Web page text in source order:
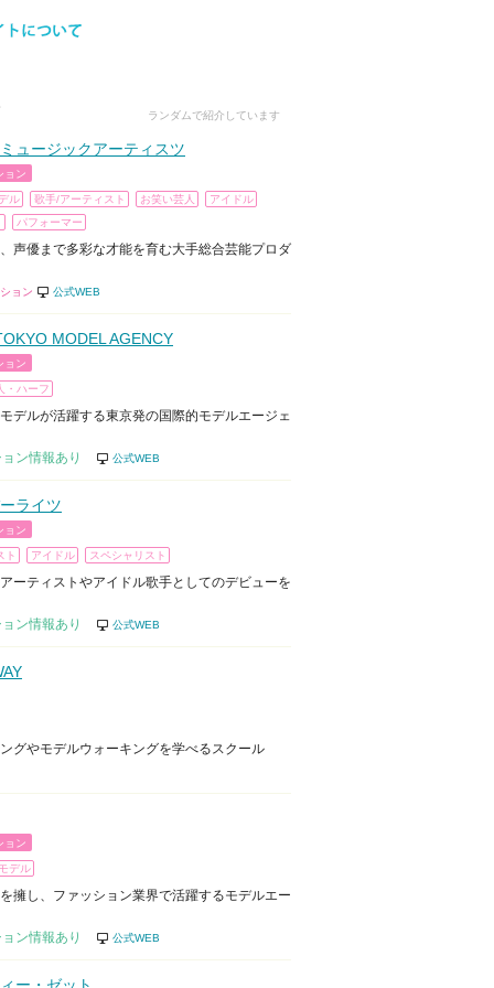
ランダムで紹介しています
ュージックアーティスツ
ョン
ル 歌手/アーティスト お笑い芸人
アイドル
パフォーマー
声優まで多彩な才能を育む大手総合芸能プロダ
ョン 公式WEB
MODEL AGENCY
ョン
・ハーフ
デルが活躍する東京発の国際的モデルエージェ
ン情報あり 公式WEB
ライツ
ョン
ト アイドル スペシャリスト
ーティストやアイドル歌手としてのデビューを
ン情報あり 公式WEB
グやモデルウォーキングを学べるスクール
ョン
デル
擁し、ファッション業界で活躍するモデルエー
ン情報あり 公式WEB